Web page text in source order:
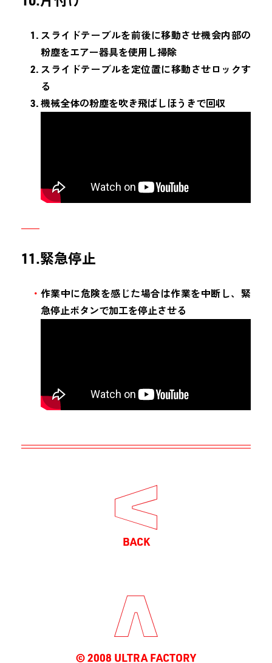
スライドテーブルを前後に移動させ機会内部の
粉塵をエアー器具を使用し掃除
スライドテーブルを定位置に移動させロックす
る
機械全体の粉塵を吹き飛ばしほうきで回収
11.緊急停止
作業中に危険を感じた場合は作業を中断し、緊
急停止ボタンで加工を停止させる
BACK
© 2008 ULTRA FACTORY